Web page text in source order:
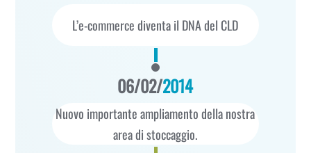
L’e-commerce diventa il DNA del CLD
06/02/2014
Nuovo importante ampliamento della nostra
area di stoccaggio.